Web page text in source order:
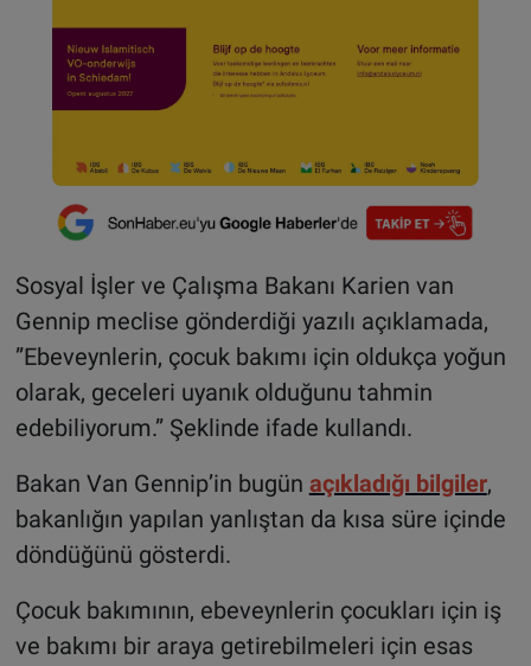
Sosyal İşler ve Çalışma Bakanı Karien van
Gennip meclise gönderdiği yazılı açıklamada,
”Ebeveynlerin, çocuk bakımı için oldukça yoğun
olarak, geceleri uyanık olduğunu tahmin
edebiliyorum.” Şeklinde ifade kullandı.
Bakan Van Gennip’in bugün açıkladığı bilgiler,
bakanlığın yapılan yanlıştan da kısa süre içinde
döndüğünü gösterdi.
Çocuk bakımının, ebeveynlerin çocukları için iş
ve bakımı bir araya getirebilmeleri için esas